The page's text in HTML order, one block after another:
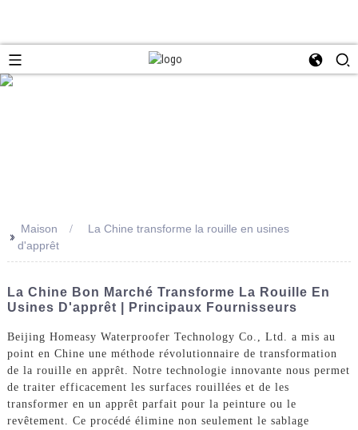
>> Maison
La Chine transforme la rouille en usines
d'apprêt
La Chine Bon Marché Transforme La Rouille En
Usines D'apprêt | Principaux Fournisseurs
Beijing Homeasy Waterproofer Technology Co., Ltd. a mis au
point en Chine une méthode révolutionnaire de transformation
de la rouille en apprêt. Notre technologie innovante nous permet
de traiter efficacement les surfaces rouillées et de les
transformer en un apprêt parfait pour la peinture ou le
revêtement. Ce procédé élimine non seulement le sablage